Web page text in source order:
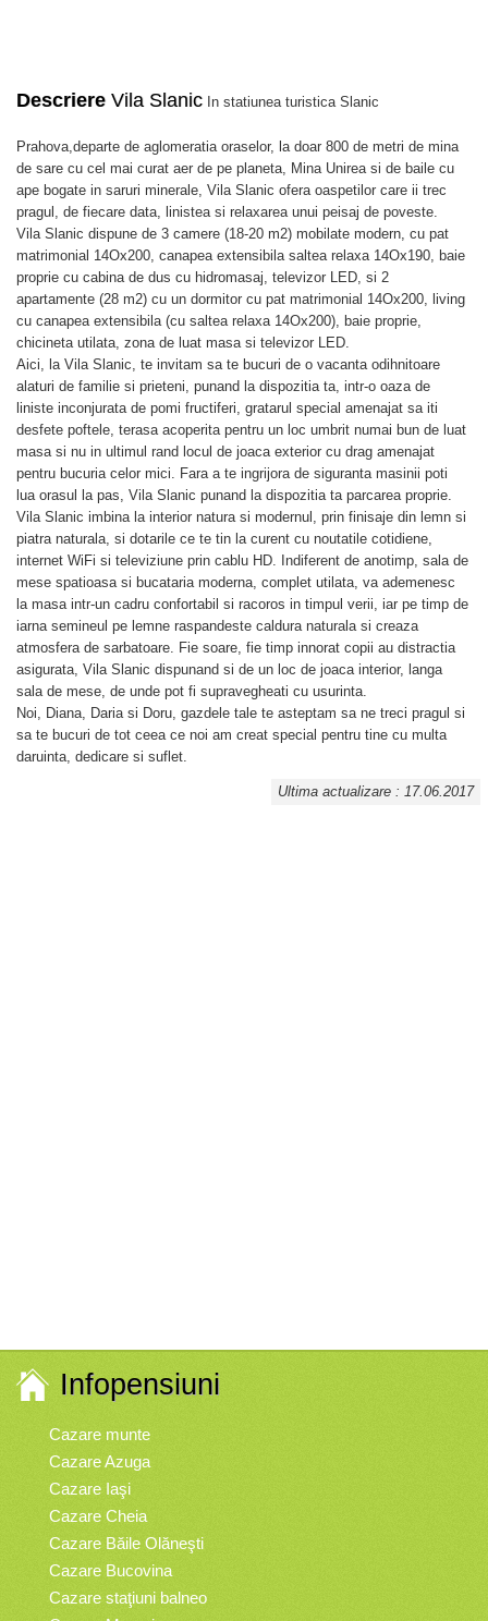
Descriere Vila Slanic In statiunea turistica Slanic
Prahova,departe de aglomeratia oraselor, la doar 800 de metri de mina
de sare cu cel mai curat aer de pe planeta, Mina Unirea si de baile cu
ape bogate in saruri minerale, Vila Slanic ofera oaspetilor care ii trec
pragul, de fiecare data, linistea si relaxarea unui peisaj de poveste.
Vila Slanic dispune de 3 camere (18-20 m2) mobilate modern, cu pat
matrimonial 14Ox200, canapea extensibila saltea relaxa 14Ox190, baie
proprie cu cabina de dus cu hidromasaj, televizor LED, si 2
apartamente (28 m2) cu un dormitor cu pat matrimonial 14Ox200, living
cu canapea extensibila (cu saltea relaxa 14Ox200), baie proprie,
chicineta utilata, zona de luat masa si televizor LED.
Aici, la Vila Slanic, te invitam sa te bucuri de o vacanta odihnitoare
alaturi de familie si prieteni, punand la dispozitia ta, intr-o oaza de
liniste inconjurata de pomi fructiferi, gratarul special amenajat sa iti
desfete poftele, terasa acoperita pentru un loc umbrit numai bun de luat
masa si nu in ultimul rand locul de joaca exterior cu drag amenajat
pentru bucuria celor mici. Fara a te ingrijora de siguranta masinii poti
lua orasul la pas, Vila Slanic punand la dispozitia ta parcarea proprie.
Vila Slanic imbina la interior natura si modernul, prin finisaje din lemn si
piatra naturala, si dotarile ce te tin la curent cu noutatile cotidiene,
internet WiFi si televiziune prin cablu HD. Indiferent de anotimp, sala de
mese spatioasa si bucataria moderna, complet utilata, va ademenesc
la masa intr-un cadru confortabil si racoros in timpul verii, iar pe timp de
iarna semineul pe lemne raspandeste caldura naturala si creaza
atmosfera de sarbatoare. Fie soare, fie timp innorat copii au distractia
asigurata, Vila Slanic dispunand si de un loc de joaca interior, langa
sala de mese, de unde pot fi supravegheati cu usurinta.
Noi, Diana, Daria si Doru, gazdele tale te asteptam sa ne treci pragul si
sa te bucuri de tot ceea ce noi am creat special pentru tine cu multa
daruinta, dedicare si suflet.
Ultima actualizare : 17.06.2017
Infopensiuni
Cazare munte
Cazare Azuga
Cazare Iaşi
Cazare Cheia
Cazare Băile Olăneşti
Cazare Bucovina
Cazare staţiuni balneo